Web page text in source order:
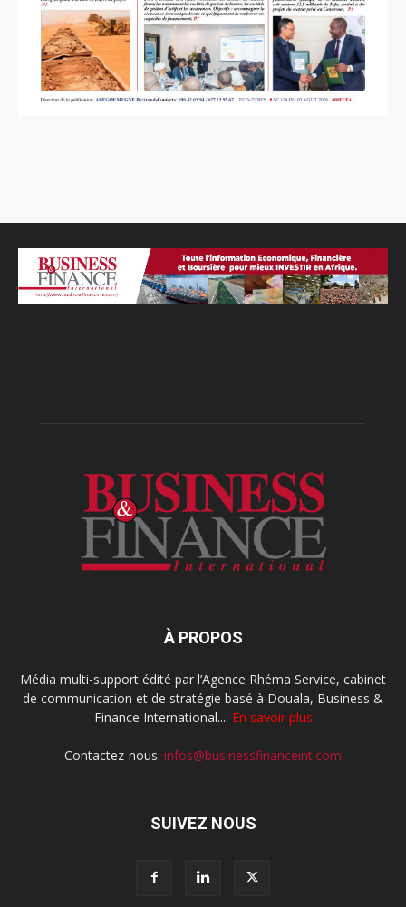
À PROPOS
Média multi-support édité par l’Agence Rhéma Service, cabinet
de communication et de stratégie basé à Douala, Business &
Finance International.... En savoir plus
Contactez-nous: infos@businessfinanceint.com
SUIVEZ NOUS